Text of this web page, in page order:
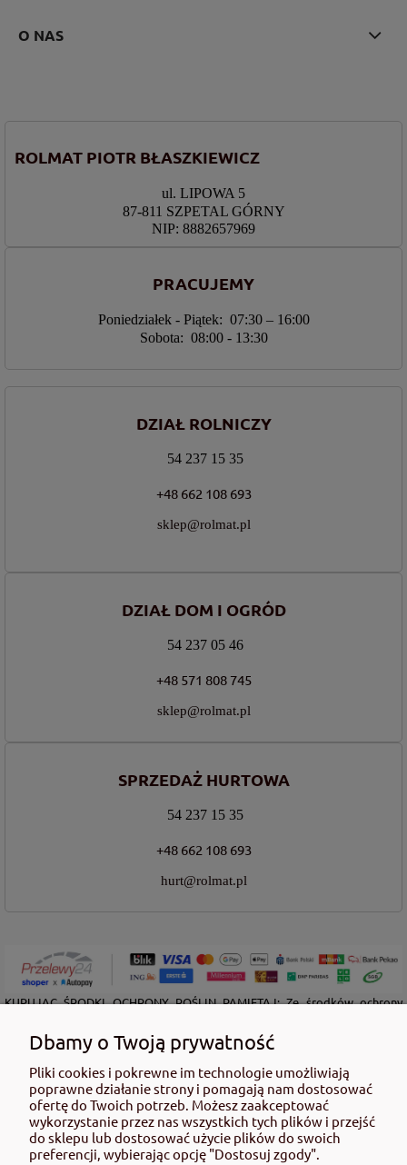
O NAS
ROLMAT PIOTR BŁASZKIEWICZ
ul. LIPOWA 5
87-811 SZPETAL GÓRNY
NIP: 8882657969
PRACUJEMY
Poniedziałek - Piątek: 07:30 – 16:00
Sobota: 08:00 - 13:30
DZIAŁ ROLNICZY
54 237 15 35
+48 662 108 693
sklep@rolmat.pl
DZIAŁ DOM I OGRÓD
54 237 05 46
+48 571 808 745
sklep@rolmat.pl
SPRZEDAŻ HURTOWA
54 237 15 35
+48 662 108 693
hurt@rolmat.pl
KUPUJĄC ŚRODKI OCHRONY ROŚLIN PAMIĘTAJ: Ze środków ochrony
użyciem przeczytaj informacje zamieszczone w etykiecie i informacje
dotyczące produktu. Zwróć uwagę na zwroty wskazujące rodzaj zagrożenia
oraz przestrzegaj środków bezpieczeństwa zamieszczonych w etykiecie.
Środki ochrony roślin do użytku profesjonalnego mogą być nabyte tylko i
wyłącznie przez osoby pełnoletnie oraz posiadające kwalifikacje
wymagane od osób nabywających środki ochrony roślin określone w
ustawie (art. 28 Ustawy z dn. 8 marca 2013 r. o Środkach Ochrony Roślin Dz.
Ustw 2020 poz.2097 z pózn. zm.) Niespełnienie powyższych warunków jest
Dbamy o Twoją prywatność
Pliki cookies i pokrewne im technologie umożliwiają
poprawne działanie strony i pomagają nam dostosować
ofertę do Twoich potrzeb. Możesz zaakceptować
wykorzystanie przez nas wszystkich tych plików i przejść
do sklepu lub dostosować użycie plików do swoich
preferencji, wybierając opcję "Dostosuj zgody".